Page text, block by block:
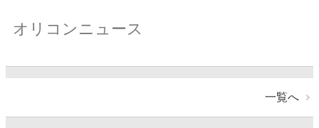
オリコンニュース
一覧へ